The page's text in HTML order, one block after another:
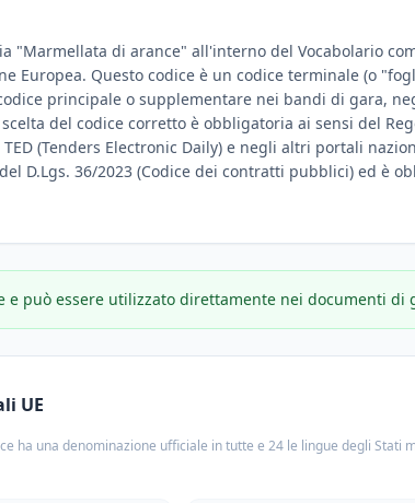
"Marmellata di arance" all'interno del Vocabolario
Europea. Questo codice è un codice terminale (o
principale o supplementare nei bandi di gara,
del codice corretto è obbligatoria ai sensi del
(Tenders Electronic Daily) e negli altri portali
D.Lgs. 36/2023 (Codice dei contratti pubblici) ed è
e può essere utilizzato direttamente nei documenti di
UE
ha una denominazione ufficiale in tutte e 24 le lingue degli Stati